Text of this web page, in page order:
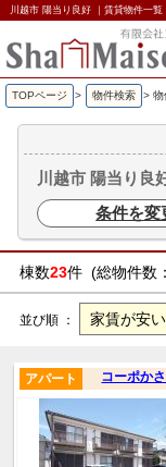
川越市 陽当り良好 ｜賃貸物件一覧
TOPページ > 物件検索 > 物
川越市 陽当り良
条件を変
棟数23件 (総物件数：
並び順 ：
コーポか
アパート